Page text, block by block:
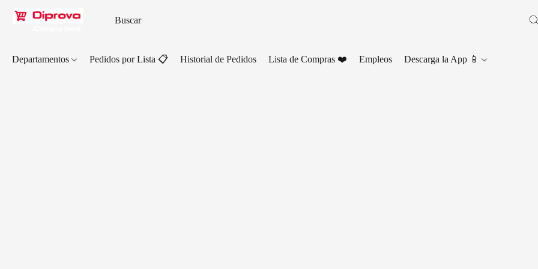
Departamentos Pedidos por Lista 📋 Historial de Pedidos Lista de Compras ❤️ Empleos Descarga la App 📱